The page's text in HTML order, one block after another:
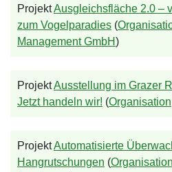
ProjektAusgleichsfläche 2.0 –
zum Vogelparadies (
Management GmbH )
ProjektAusstellung im Grazer
Jetzt handeln wir! (Organisation
ProjektAutomatisierte
Hangrutschungen (Organisation